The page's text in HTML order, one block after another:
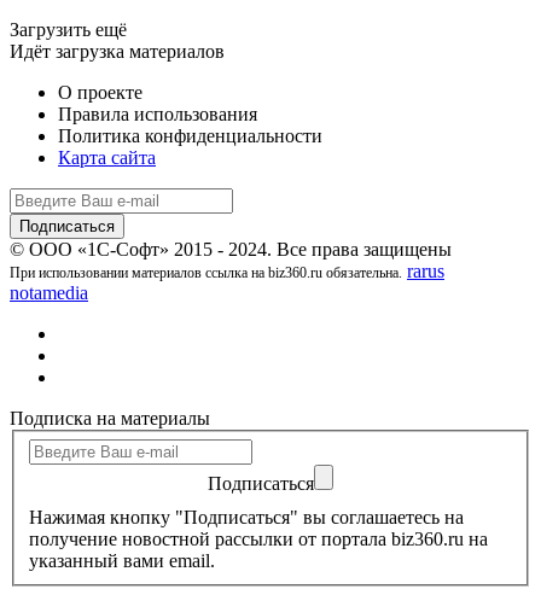
Загрузить ещё
Идёт загрузка материалов
О проекте
Правила использования
Политика конфиденциальности
Карта сайта
© ООО «1С-Софт» 2015 - 2024. Все права защищены
При использовании материалов ссылка на biz360.ru обязательна. rarus
notamedia
Подписка на материалы
Подписаться
Нажимая кнопку "Подписаться" вы соглашаетесь на
получение новостной рассылки от портала biz360.ru на
указанный вами email.